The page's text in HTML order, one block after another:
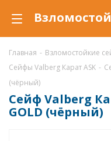
Главная - Взломостойкие
Сейфы Valberg Карат ASK -
(чёрный)
Сейф Valberg
GOLD (чёрный)